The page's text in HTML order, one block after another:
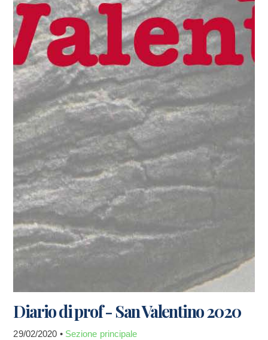
Diario di prof - San Valentino 2020
29/02/2020 • Sezione principale